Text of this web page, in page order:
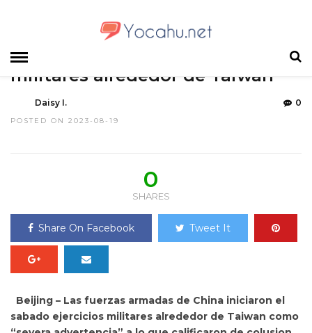
NOTICIAS
China comienza ejercicios
militares alrededor de Taiwan
Daisy I.
POSTED ON 2023-08-19
0
0
SHARES
Share On Facebook Tweet It
Beijing – Las fuerzas armadas de China iniciaron el
sabado ejercicios militares alrededor de Taiwan como